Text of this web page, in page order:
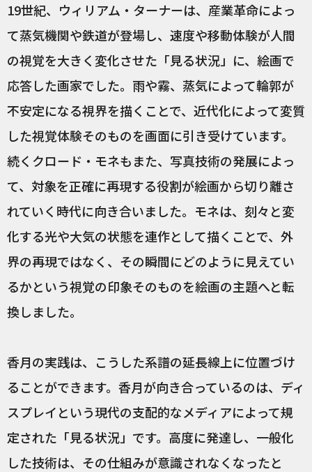
19世紀、ウィリアム・ターナーは、産業革命によっ
て蒸気機関や鉄道が登場し、速度や移動体験が人間
の視覚を大きく変化させた「見る状況」に、絵画で
応答した画家でした。雨や霧、蒸気によって輪郭が
不安定になる視界を描くことで、近代化によって変質
した視覚体験そのものを画面に引き受けています。
続くクロード・モネもまた、写真技術の発展によっ
て、対象を正確に再現する役割が絵画から切り離さ
れていく時代に向き合いました。モネは、刻々と変
化する光や大気の状態を連作として描くことで、外
界の再現ではなく、その瞬間にどのように見えてい
るかという視覚の印象そのものを絵画の主題へと転
換しました。
香月の実践は、こうした系譜の延長線上に位置づけ
ることができます。香月が向き合っているのは、ディ
スプレイという現代の支配的なメディアによって規
定された「見る状況」です。高度に発達し、一般化
した技術は、その仕組みが意識されなくなったと